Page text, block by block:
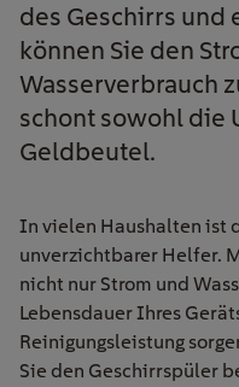
des Geschirrs und
können Sie den
Wasserverbrauch
schont sowohl die
Geldbeutel.
In vielen Haushalten ist
unverzichtbarer Helfer.
nicht nur Strom und
Lebensdauer Ihres
Reinigungsleistung
Sie den Geschirrspüler